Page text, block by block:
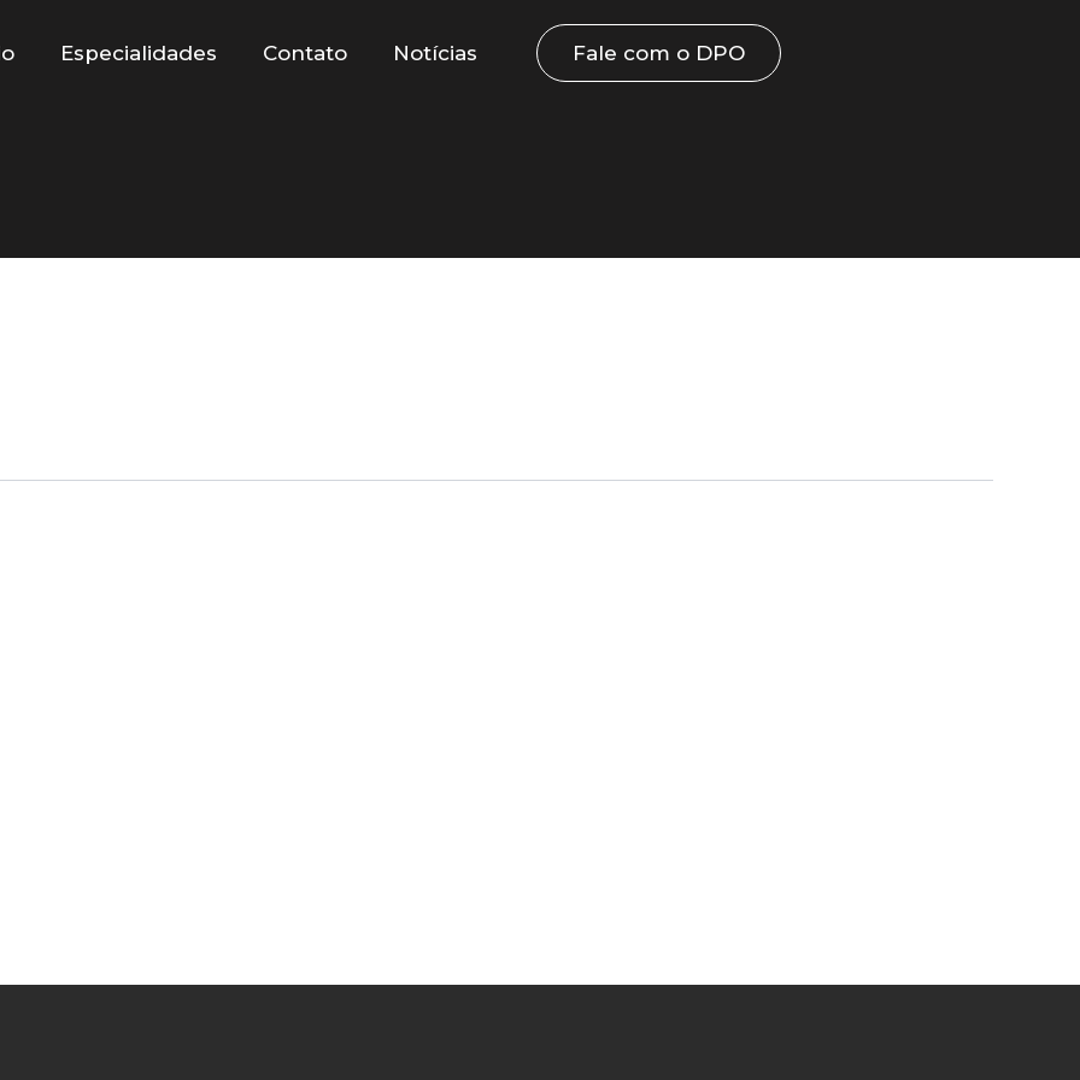
Especialidades Contato Notícias Fale com o DPO